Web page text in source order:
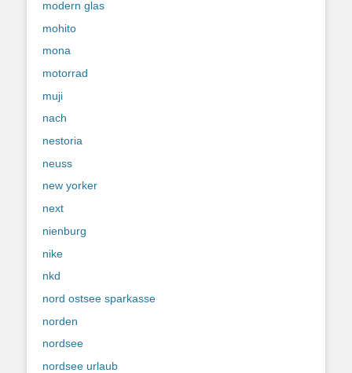
modern glas
mohito
mona
motorrad
muji
nach
nestoria
neuss
new yorker
next
nienburg
nike
nkd
nord ostsee sparkasse
norden
nordsee
nordsee urlaub